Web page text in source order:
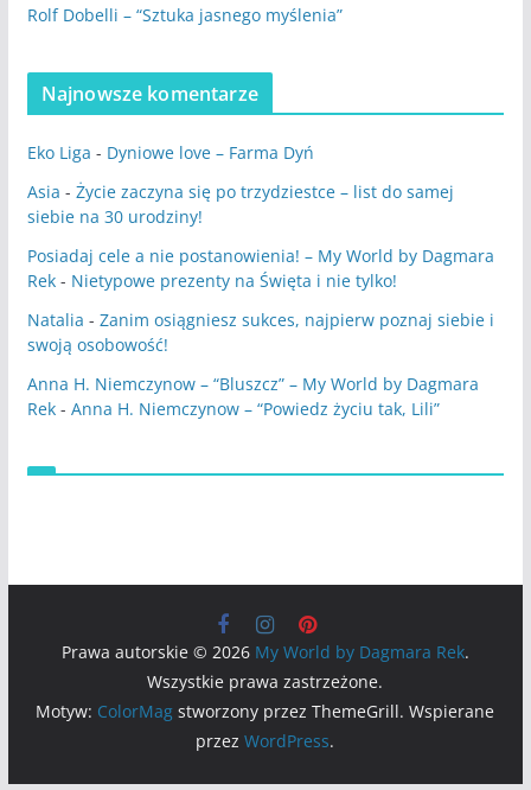
Rolf Dobelli – “Sztuka jasnego myślenia”
Najnowsze komentarze
Eko Liga - Dyniowe love – Farma Dyń
Asia - Życie zaczyna się po trzydziestce – list do samej
siebie na 30 urodziny!
Posiadaj cele a nie postanowienia! – My World by Dagmara
Rek- Nietypowe prezenty na Święta i nie tylko!
Natalia - Zanim osiągniesz sukces, najpierw poznaj siebie i
swoją osobowość!
Anna H. Niemczynow – “Bluszcz” – My World by Dagmara
Rek- Anna H. Niemczynow – “Powiedz życiu tak, Lili”
Prawa autorskie © 2026 My World by Dagmara Rek.
Wszystkie prawa zastrzeżone.
Motyw: ColorMag stworzony przez ThemeGrill. Wspierane
przezWordPress.